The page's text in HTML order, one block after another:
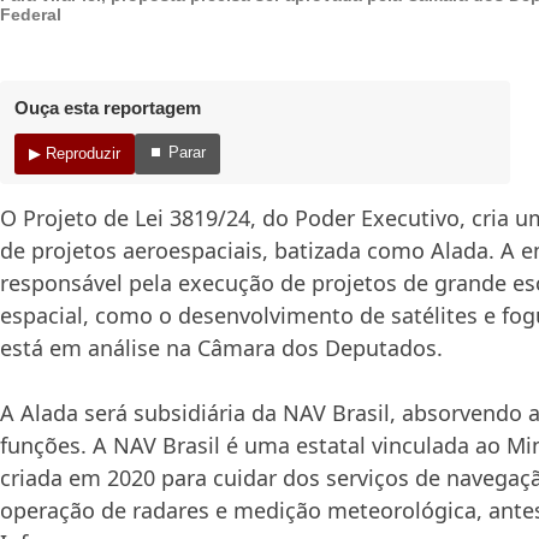
Federal
Ouça esta reportagem
▶ Reproduzir ⏹ Parar
O Projeto de Lei 3819/24, do Poder Executivo, cria
de projetos aeroespaciais, batizada como Alada. A
responsável pela execução de projetos de grande
espacial, como o desenvolvimento de satélites e
está em análise na Câmara dos Deputados.
A Alada será subsidiária da NAV Brasil, absorvendo
funções. A NAV Brasil é uma estatal vinculada ao
criada em 2020 para cuidar dos serviços de
operação de radares e medição meteorológica,